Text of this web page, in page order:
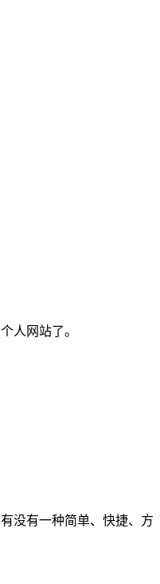
人网站了。
没有一种简单、快捷、方